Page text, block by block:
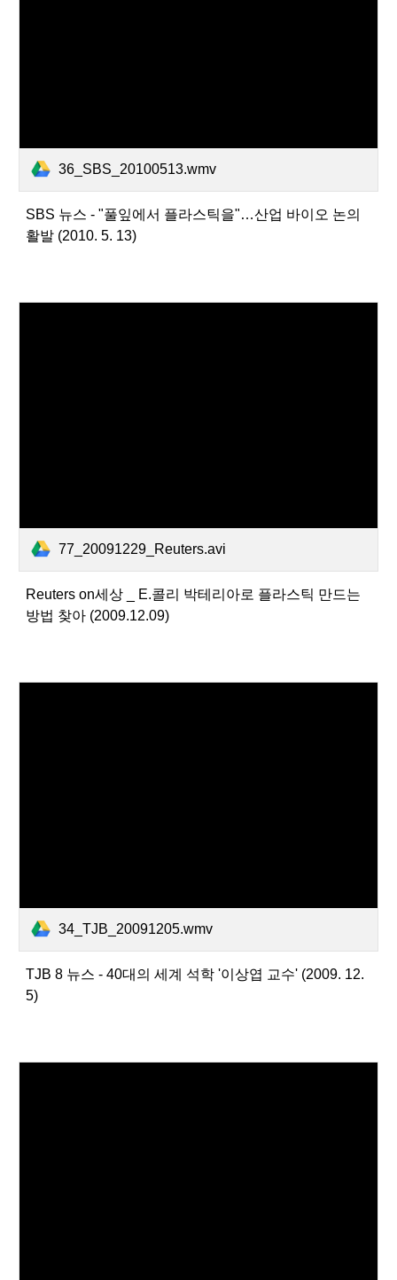
36_SBS_20100513.wmv
SBS 뉴스 - "풀잎에서 플라스틱을"…산업 바이오 논의
활발 (2010. 5. 13)
77_20091229_Reuters.avi
Reuters on세상 _ E.콜리 박테리아로 플라스틱 만드는
방법 찾아 (2009.12.09)
34_TJB_20091205.wmv
TJB 8 뉴스 - 40대의 세계 석학 '이상엽 교수' (2009. 12.
5)